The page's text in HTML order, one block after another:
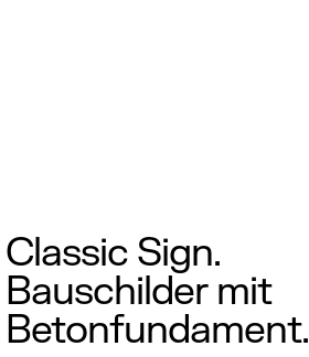
Classic Sign.
Bauschilder mit
Betonfundament.